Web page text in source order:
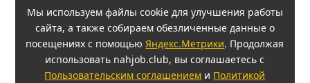
Мы используем файлы cookie для улучшения работы
сайта, а также собираем обезличенные данные о
посещениях с помощью Яндекс.Метрики. Продолжая
использовать nahjob.club, вы соглашаетесь с
Пользовательским соглашением и Политикой